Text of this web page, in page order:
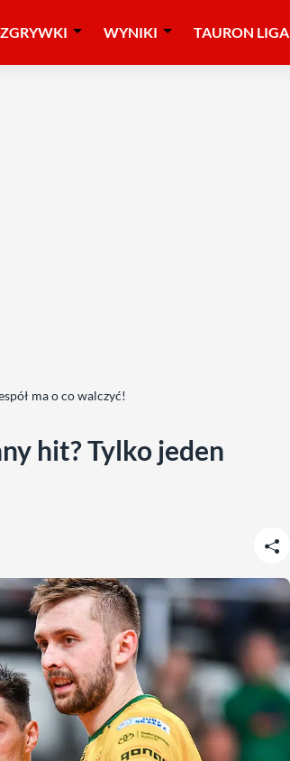
WYNIKI TAURON LIGA
ma o co walczyć!
hit? Tylko jeden